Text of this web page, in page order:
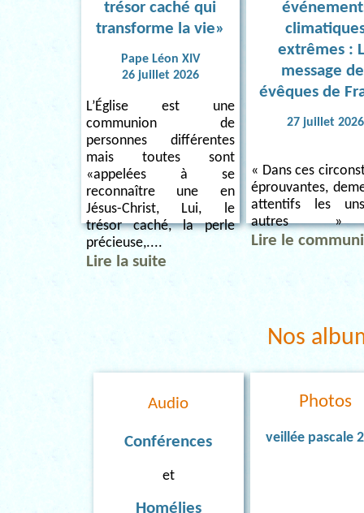
trésor caché qui
transforme la vie»
Pape Léon XIV
26 juillet 2026
L’Église est une
communion de
personnes différentes
mais toutes sont
«appelées à se
reconnaître une en
Jésus-Christ, Lui, le
trésor caché, la perle
précieuse,....
Lire la suite
extrêmes :
message
évêques de
27 juillet 2026
« Dans ces
éprouvantes,
attentifs les
autres
Lire le
Nos
Audio
Conférences
et
Homélies
Photos
veillée pascale